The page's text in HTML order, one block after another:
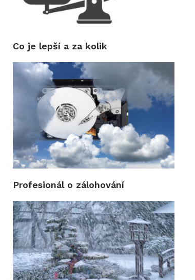
Co je lepší a za kolik
Profesionál o zálohování